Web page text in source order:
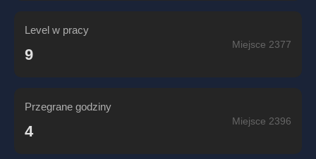
Level w pracy
9
Miejsce 2377
Przegrane godziny
4
Miejsce 2396